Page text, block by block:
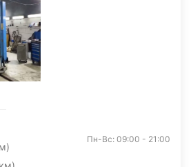
Пн-Вс: 09:00 - 21:00